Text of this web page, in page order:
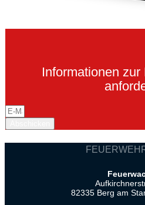
Informationen
82335 Berg am